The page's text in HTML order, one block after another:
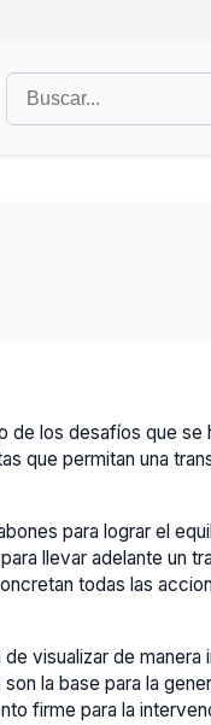
Buscar
en
el
de los desafíos que se
que permitan una
para lograr el
llevar adelante un
todas las
visualizar de manera
la base para la
firme para la